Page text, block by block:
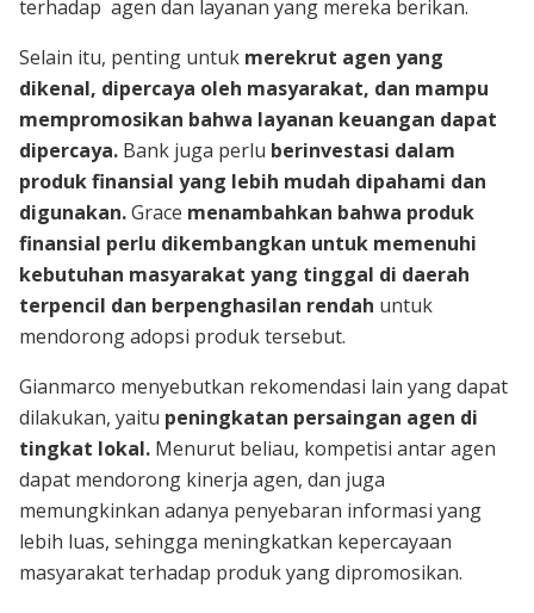
terhadap agen dan layanan yang mereka berikan.
Selain itu, penting untuk merekrut agen yang
dikenal, dipercaya oleh masyarakat, dan mampu
mempromosikan bahwa layanan keuangan dapat
dipercaya. Bank juga perlu berinvestasi dalam
produk finansial yang lebih mudah dipahami dan
digunakan.Grace menambahkan bahwa produk
finansial perlu dikembangkan untuk memenuhi
kebutuhan masyarakat yang tinggal di daerah
terpencil dan berpenghasilan rendah untuk
mendorong adopsi produk tersebut.
Gianmarco menyebutkan rekomendasi lain yang dapat
dilakukan, yaitu peningkatan persaingan agen di
tingkat lokal. Menurut beliau, kompetisi antar agen
dapat mendorong kinerja agen, dan juga
memungkinkan adanya penyebaran informasi yang
lebih luas, sehingga meningkatkan kepercayaan
masyarakat terhadap produk yang dipromosikan.